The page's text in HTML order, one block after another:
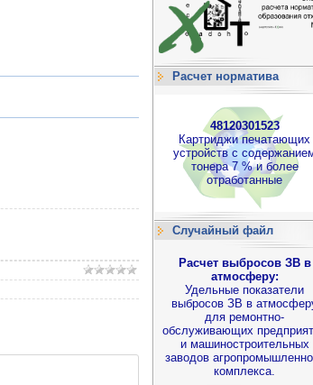
Расчет норматива
48120301523
Картриджи печатающих
устройств с
тонера 7 % и более
отработанные
Случайный файл
Расчет выбросов ЗВ в
атмосферу:
Удельные показатели
выбросов ЗВ в
для ремонтно-
обслуживающих
и машиностроительных
заводов
комплекса.